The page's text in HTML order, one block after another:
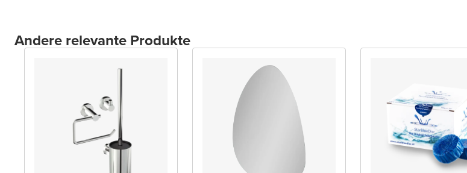
Andere relevante Produkte